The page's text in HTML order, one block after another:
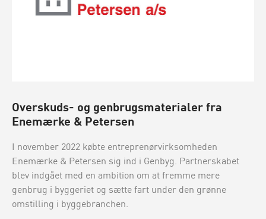
Overskuds- og genbrugsmaterialer fra
Enemærke & Petersen
I november 2022 købte entreprenørvirksomheden
Enemærke & Petersen sig ind i Genbyg. Partnerskabet
blev indgået med en ambition om at fremme mere
genbrug i byggeriet og sætte fart under den grønne
omstilling i byggebranchen.